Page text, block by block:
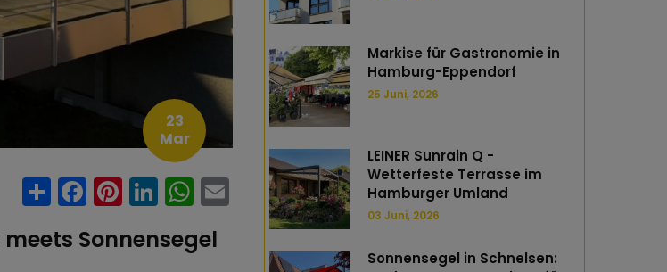
23
Mar
Share
Facebook
Pinterest
LinkedIn
WhatsApp
Email
Sonnensegel
Markise für Gastronomie in
Hamburg-Eppendorf
25 Juni, 2026
LEINER Sunrain Q -
Wetterfeste Terrasse im
Hamburger Umland
03 Juni, 2026
Sonnensegel in Schnelsen: